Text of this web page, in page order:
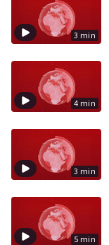
3 min
4 min
3 min
5 min